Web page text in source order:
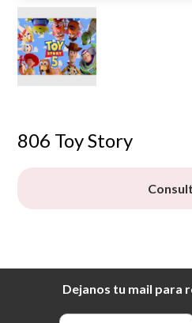
806 Toy Story
Dejanos tu mail para